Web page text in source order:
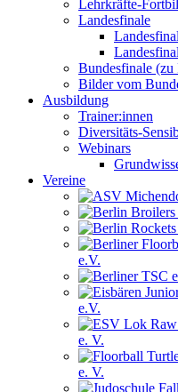
Lehrkräfte-
Landesfinale
Bundesfinale (zu
Bilder vom
Ausbildung
Trainer:innen
Diversitäts-
Webinars
Vereine
e.V.
e.V.
e. V.
e. V.